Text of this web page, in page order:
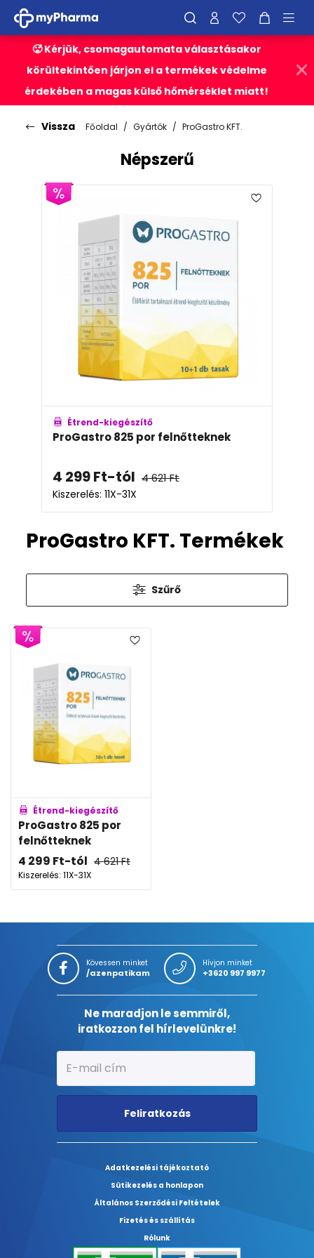
🥵 Kérjük, csomagautomata választásakor
körültekintően járjon el a termékek védelme
érdekében a magas külső hőmérséklet miatt!
Vissza Főoldal Gyártók ProGastro KFT.
Népszerű
Étrend-kiegészítő
ProGastro 825 por felnőtteknek
4 299Ft-tól 4 621Ft
Kiszerelés: 11X-31X
ProGastro KFT. Termékek
Szűrő
Étrend-kiegészítő
ProGastro 825 por
felnőtteknek
4 299 Ft-tól 4 621Ft
Kiszerelés: 11X-31X
Kövessen minket
/azenpatikam
Hívjon minket
+3620 997 9977
Ne maradjon le semmiről,
iratkozzon fel hírlevelünkre!
Feliratkozás
Adatkezelési tájékoztató
Sütikezelés a honlapon
Általános Szerződési Feltételek
Fizetés és szállítás
Rólunk